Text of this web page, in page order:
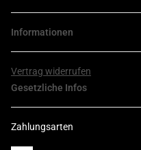
Informationen
Vertrag widerrufen
Gesetzliche Infos
Zahlungsarten